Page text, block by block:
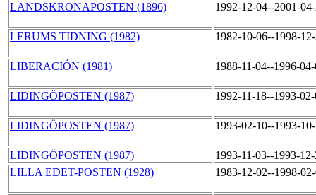
LANDSKRONAPOSTEN (1896) 1992-12-04--2001-
LERUMS TIDNING (1982) 1982-10-06--1998-
LIBERACIÓN (1981) 1988-11-04--1996-
LIDINGÖPOSTEN (1987) 1992-11-18--1993-
LIDINGÖPOSTEN (1987) 1993-02-10--1993-
LIDINGÖPOSTEN (1987)
1993-11-03--1993-
LILLA EDET-POSTEN (1928)
1983-12-02--1998-